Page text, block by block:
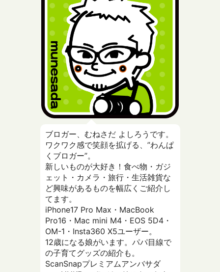
ブロガー、むねさだ よしろうです。
ワクワク感で笑顔を拡げる、”わんぱ
くブロガー”。
新しいものが大好き！食べ物・ガジ
ェット・カメラ・旅行・生活雑貨な
ど興味があるものを幅広くご紹介し
てます。
iPhone17 Pro Max・MacBook
Pro16・Mac mini M4・EOS 5D4・
OM-1・Insta360 X5ユーザー。
12歳になる娘がいます。パパ目線で
の子育てグッズの紹介も。
ScanSnapプレミアムアンバサダ